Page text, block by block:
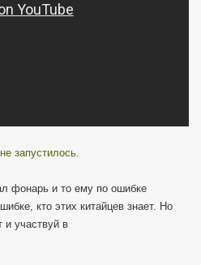
запустилось.
фонарь и то ему по ошибке
кто этих китайцев знает. Но
и участвуй в